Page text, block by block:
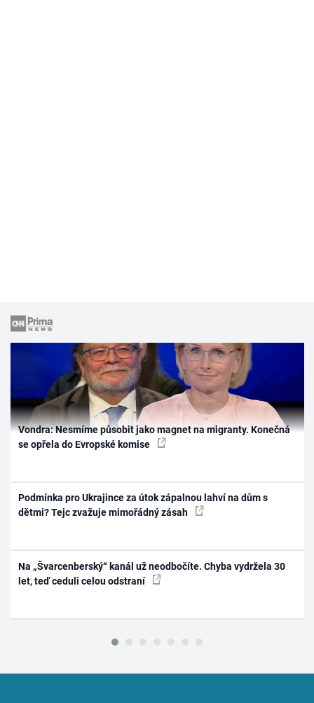
Vondra: Nesmíme působit jako magnet na migranty. Konečná
se opřela do Evropské komise
Podmínka pro Ukrajince za útok zápalnou lahví na dům s
dětmi? Tejc zvažuje mimořádný zásah
Na „Švarcenberský“ kanál už neodbočíte. Chyba vydržela 30
let, teď ceduli celou odstraní